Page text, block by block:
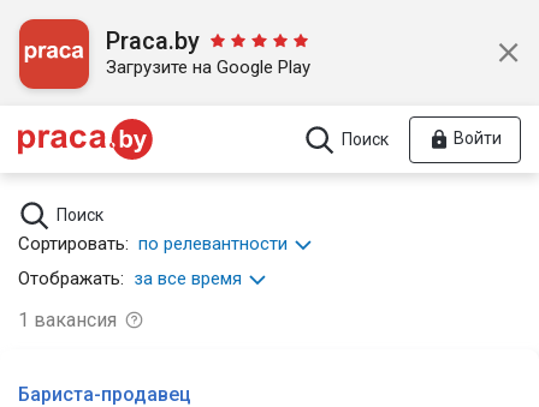
Praca.by
Загрузите на Google Play
Поиск Войти
Поиск
Сортировать: по релевантности
Отображать: за все время
1 вакансия
Бариста-продавец